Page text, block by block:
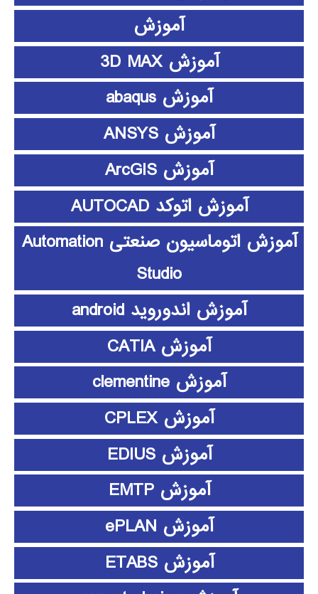
آموزش
آموزش 3D MAX
آموزش abaqus
آموزش ANSYS
آموزش ArcGIS
آموزش اتوکد AUTOCAD
آموزش اتوماسیون صنعتی Automation
Studio
آموزش اندوروید android
آموزش CATIA
آموزش clementine
آموزش CPLEX
آموزش EDIUS
آموزش EMTP
آموزش ePLAN
آموزش ETABS